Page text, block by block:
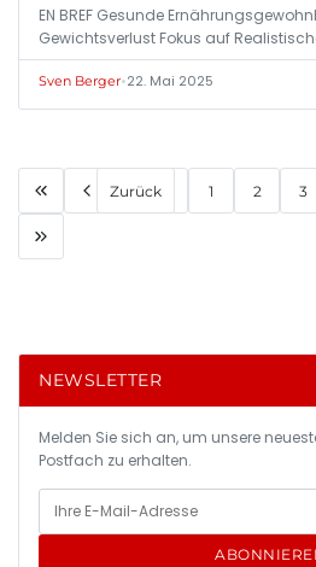
EN BREF Gesunde
Gewichtsverlust Fokus auf
Sven Berger•22. Mai 2025
Zurück 1 2 3
NEWSLETTER
Melden Sie sich an, um unsere
Postfach zu erhalten.